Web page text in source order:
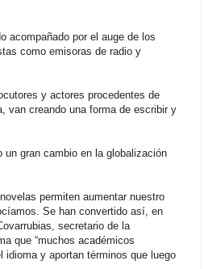
acompañado por el auge de los
como emisoras de radio y
y actores procedentes de
van creando una forma de escribir y
gran cambio en la globalización
permiten aumentar nuestro
Se han convertido así, en
secretario de la
que “muchos académicos
y aportan términos que luego